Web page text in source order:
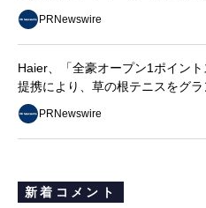
導入に関する実践的なガイダンス
PRNewswire
Haier、「全豪オープン1ポイン
提携により、草の根テニスをグ
PRNewswire
新着コメント